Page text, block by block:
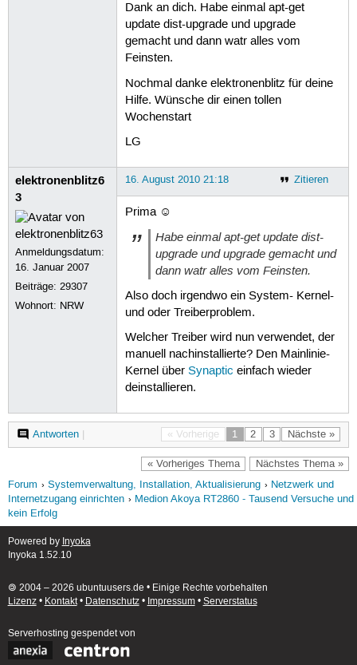
Dank an dich. Habe einmal apt-get
update dist-upgrade und upgrade
gemacht und dann watr alles vom
Feinsten.
Nochmal danke elektronenblitz für deine
Hilfe. Wünsche dir einen tollen
Wochenstart
LG
elektronenblitz6
3
Anmeldungsdatum:
16. Januar 2007
Beiträge:29307
Wohnort: NRW
Zitieren
16. August 2010 21:18
Prima ☺
Habe einmal apt-get update dist-
upgrade und upgrade gemacht und
dann watr alles vom Feinsten.
Also doch irgendwo ein System- Kernel-
und oder Treiberproblem.
Welcher Treiber wird nun verwendet, der
manuell nachinstallierte? Den Mainlinie-
Kernel über Synaptic einfach wieder
deinstallieren.
« Vorherige 1 2 3 Nächste »
Antworten|
« Vorheriges Thema Nächstes Thema »
Forum Systemverwaltung, Installation, Aktualisierung
Netzwerk und
Internetzugang einrichten
Medion Akoya RT2860 - Tausend Versuche und
kein Erfolg
Powered by Inyoka
Inyoka 1.52.10
🄯 2004 – 2026 ubuntuusers.de • Einige Rechte vorbehalten
Lizenz• Kontakt• Datenschutz• Impressum• Serverstatus
Serverhosting gespendet von